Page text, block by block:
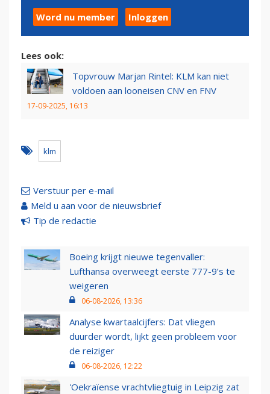
Word nu member Inloggen
Lees ook:
Topvrouw Marjan Rintel: KLM kan niet
voldoen aan looneisen CNV en FNV
17-09-2025, 16:13
klm
Verstuur per e-mail
Meld u aan voor de nieuwsbrief
Tip de redactie
Boeing krijgt nieuwe tegenvaller:
Lufthansa overweegt eerste 777-9’s te
weigeren
06-08-2026, 13:36
Analyse kwartaalcijfers: Dat vliegen
duurder wordt, lijkt geen probleem voor
de reiziger
06-08-2026, 12:22
'Oekraïense vrachtvliegtuig in Leipzig zat